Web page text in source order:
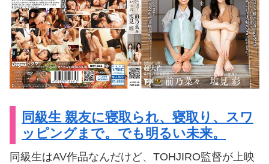
同級生 親友に寝取られ、寝取り、スワ
ッピングまで。でも明るい未来。
同級生はAV作品なんだけど、TOHJIRO監督が上映